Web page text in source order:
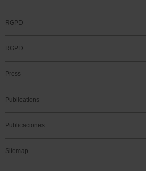
RGPD
RGPD
Press
Publications
Publicaciones
Sitemap